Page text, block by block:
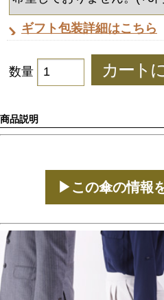
ギフト包装詳細はこちら
数量
商品説明
▶この傘の情報